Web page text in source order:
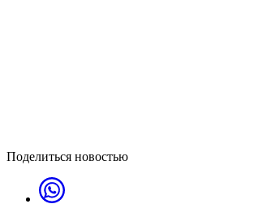
Поделиться новостью